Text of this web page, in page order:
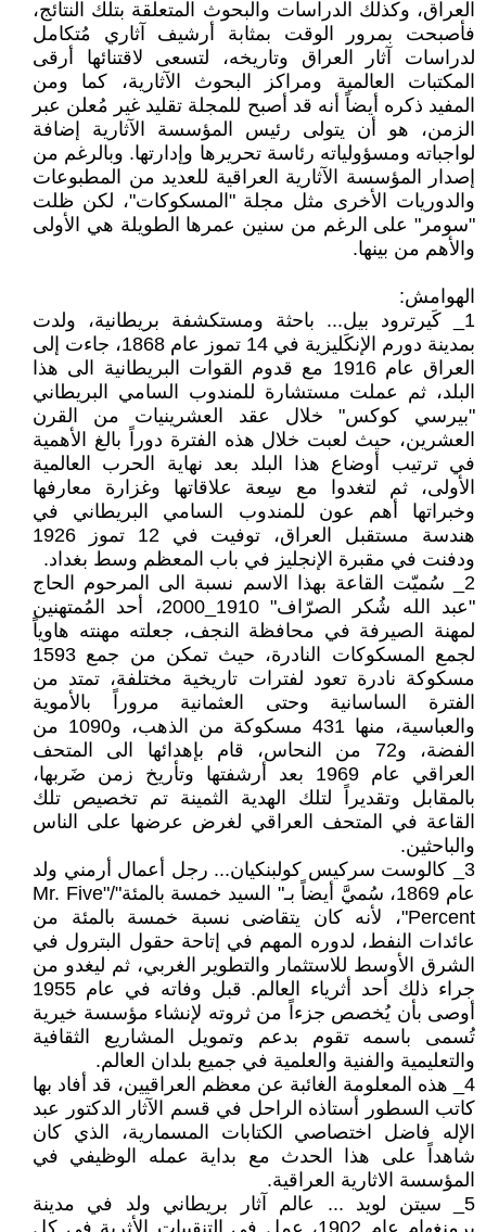
العراق، وكذلك الدراسات والبحوث المتعلقة بتلك النتائج،
فأصبحت بمرور الوقت بمثابة أرشيف آثاري مُتكامل
لدراسات آثار العراق وتاريخه، لتسعى لاقتنائها أرقى
المكتبات العالمية ومراكز البحوث الآثارية، كما ومن
المفيد ذكره أيضاً أنه قد أصبح للمجلة تقليد غير مُعلن عبر
الزمن، هو أن يتولى رئيس المؤسسة الآثارية إضافة
لواجباته ومسؤولياته رئاسة تحريرها وإدارتها. وبالرغم من
إصدار المؤسسة الآثارية العراقية للعديد من المطبوعات
والدوريات الأخرى مثل مجلة "المسكوكات"، لكن ظلت
"سومر" على الرغم من سنين عمرها الطويلة هي الأولى
والأهم من بينها.
الهوامش:
1_ كَيرترود بيل... باحثة ومستكشفة بريطانية، ولدت
بمدينة دورم الإنكَليزية في 14 تموز عام 1868، جاءت إلى
العراق عام 1916 مع قدوم القوات البريطانية الى هذا
البلد، ثم عملت مستشارة للمندوب السامي البريطاني
"بيرسي كوكس" خلال عقد العشرينيات من القرن
العشرين، حيث لعبت خلال هذه الفترة دوراً بالغ الأهمية
في ترتيب أوضاع هذا البلد بعد نهاية الحرب العالمية
الأولى، ثم لتغدوا مع سِعة علاقاتها وغزارة معارفها
وخبراتها أهم عون للمندوب السامي البريطاني في
هندسة مستقبل العراق، توفيت في 12 تموز 1926
ودفنت في مقبرة الإنجليز في باب المعظم وسط بغداد.
2_ سُميّت القاعة بهذا الاسم نسبة الى المرحوم الحاج
"عبد الله شُكر الصرّاف" 1910_2000، أحد المُمتهنين
لمهنة الصيرفة في محافظة النجف، جعلته مهنته هاوياً
لجمع المسكوكات النادرة، حيث تمكن من جمع 1593
مسكوكة نادرة تعود لفترات تاريخية مختلفة، تمتد من
الفترة الساسانية وحتى العثمانية مروراً بالأموية
والعباسية، منها 431 مسكوكة من الذهب، و1090 من
الفضة، و72 من النحاس، قام بإهدائها الى المتحف
العراقي عام 1969 بعد أرشفتها وتأريخ زمن ضَربها،
بالمقابل وتقديراً لتلك الهدية الثمينة تم تخصيص تلك
القاعة في المتحف العراقي لغرض عرضها على الناس
والباحثين.
3_ كالوست سركيس كولبنكيان... رجل أعمال أرمني ولد
عام 1869، سُميَّ أيضاً بـ" السيد خمسة بالمئة"/"Mr. Five
Percent"، لأنه كان يتقاضى نسبة خمسة بالمئة من
عائدات النفط، لدوره المهم في إتاحة حقول البترول في
الشرق الأوسط للاستثمار والتطوير الغربي، ثم ليغدو من
جراء ذلك أحد أثرياء العالم. قبل وفاته في عام 1955
أوصى بأن يُخصص جزءاً من ثروته لإنشاء مؤسسة خيرية
تُسمى باسمه تقوم بدعم وتمويل المشاريع الثقافية
والتعليمية والفنية والعلمية في جميع بلدان العالم.
4_ هذه المعلومة الغائبة عن معظم العراقيين، قد أفاد بها
كاتب السطور أستاذه الراحل في قسم الآثار الدكتور عبد
الإله فاضل اختصاصي الكتابات المسمارية، الذي كان
شاهداً على هذا الحدث مع بداية عمله الوظيفي في
المؤسسة الاثارية العراقية.
5_ سيتن لويد ... عالم آثار بريطاني ولد في مدينة